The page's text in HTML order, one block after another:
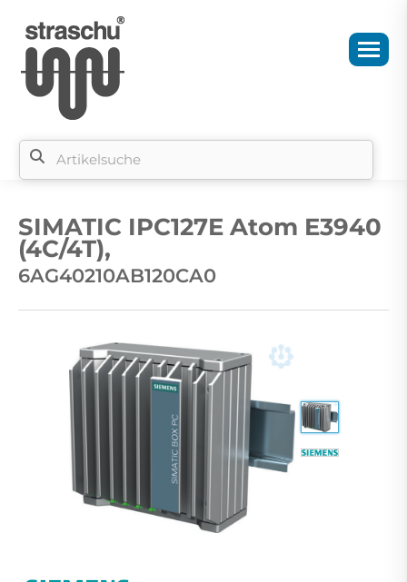
SIMATIC IPC127E Atom E3940
(4C/4T),
6AG40210AB120CA0